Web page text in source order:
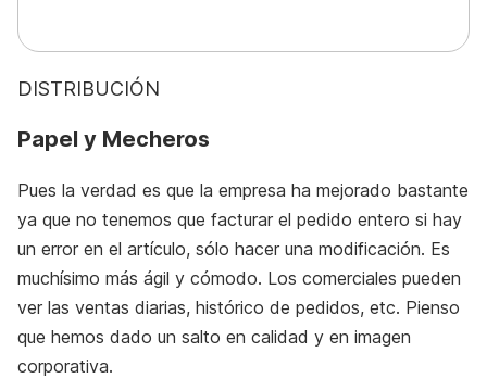
DISTRIBUCIÓN
Papel y Mecheros
Pues la verdad es que la empresa ha mejorado bastante
ya que no tenemos que facturar el pedido entero si hay
un error en el artículo, sólo hacer una modificación. Es
muchísimo más ágil y cómodo. Los comerciales pueden
ver las ventas diarias, histórico de pedidos, etc. Pienso
que hemos dado un salto en calidad y en imagen
corporativa.